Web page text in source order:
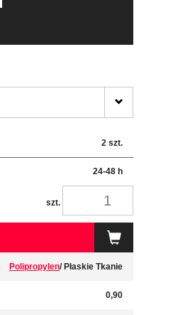
2 szt.
24-48 h
szt.
Polipropylen/ Płaskie Tkanie
0,90